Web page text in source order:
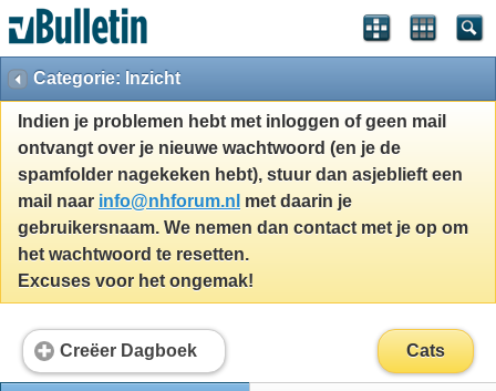
Categorie: Inzicht
Indien je problemen hebt met inloggen of geen mail
ontvangt over je nieuwe wachtwoord (en je de
spamfolder nagekeken hebt), stuur dan asjeblieft een
mail naar info@nhforum.nl met daarin je
gebruikersnaam. We nemen dan contact met je op om
het wachtwoord te resetten.
Excuses voor het ongemak!
Creëer Dagboek Cats